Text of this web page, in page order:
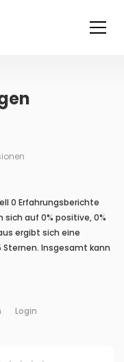
0 Erfahrungsberichte
sich auf 0% positive, 0%
ergibt sich eine
Insgesamt kann
Login